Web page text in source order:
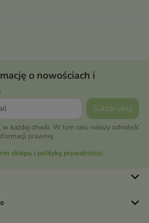
o nowościach i
w każdej chwili. W tym celu należy odnaleźć
prawnej.
sklepu i politykę prywatności.
keyboard_arrow_down
keyboard_arrow_down